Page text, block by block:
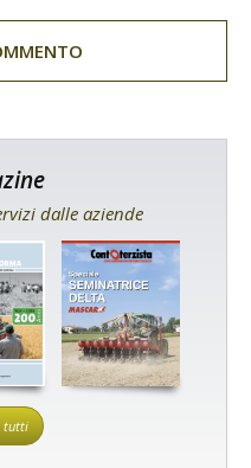
dalle aziende
tutti